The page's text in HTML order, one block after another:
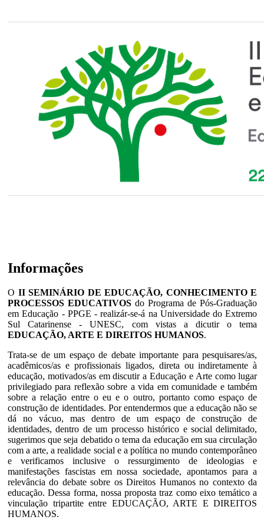
Informações
O II SEMINÁRIO DE EDUCAÇÃO, CONHECIMENTO E
PROCESSOS EDUCATIVOS do Programa de Pós-Graduação
em Educação - PPGE - realizár-se-á na Universidade do Extremo
Sul Catarinense - UNESC, com vistas a dicutir o tema
EDUCAÇÃO, ARTE E DIREITOS HUMANOS.
Trata-se de um espaço de debate importante para pesquisares/as,
acadêmicos/as e profissionais ligados, direta ou indiretamente à
educação, motivados/as em discutir a Educação e Arte como lugar
privilegiado para reflexão sobre a vida em comunidade e também
sobre a relação entre o eu e o outro, portanto como espaço de
construção de identidades. Por entendermos que a educação não se
dá no vácuo, mas dentro de um espaço de construção de
identidades, dentro de um processo histórico e social delimitado,
sugerimos que seja debatido o tema da educação em sua circulação
com a arte, a realidade social e a política no mundo contemporâneo
e verificamos inclusive o ressurgimento de ideologias e
manifestações fascistas em nossa sociedade, apontamos para a
relevância do debate sobre os Direitos Humanos no contexto da
educação. Dessa forma, nossa proposta traz como eixo temático a
vinculação tripartite entre EDUCAÇÃO, ARTE E DIREITOS
HUMANOS.